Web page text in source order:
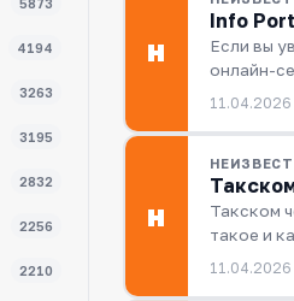
4194
3263
3195
2832
2256
2210
Н
Info
Если вы
онлайн-
11.04.2026
Н
Такском
такое и
11.04.2026